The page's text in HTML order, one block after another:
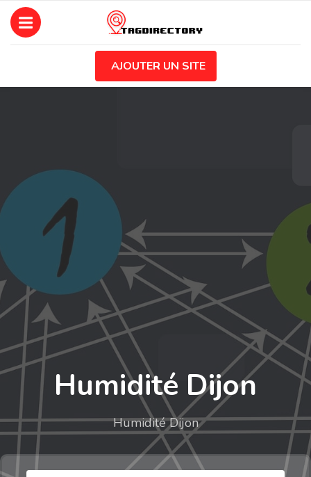
AJOUTER UN SITE
Humidité Dijon
Humidité Dijon